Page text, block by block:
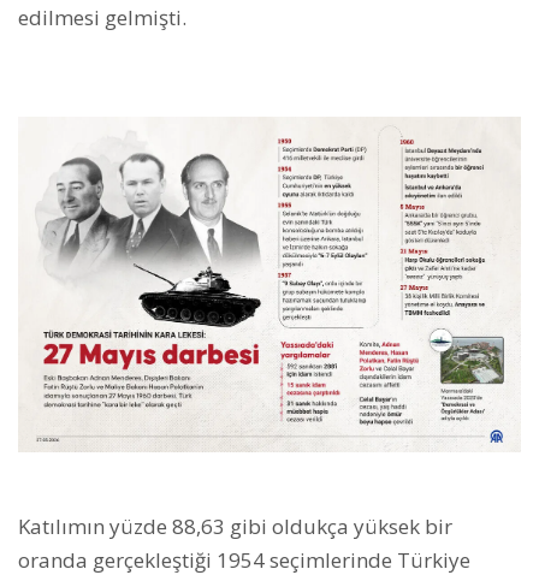
edilmesi gelmişti.
Katılımın yüzde 88,63 gibi oldukça yüksek bir
oranda gerçekleştiği 1954 seçimlerinde Türkiye